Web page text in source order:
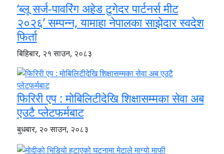
‘ब्लू सर्ज-पावरिंग अहेड टुगेदर पार्टनर्स मीट
२०२६’ सम्पन्न, यामाहा नेपालका साझेदार स्वदेश
फिर्ता
बिहिबार, २१ साउन, २०८३
फिरिरी एप : मोबिलिटीदेखि शिक्षासम्मका सेवा अब
एउटै प्लेटफर्मबाट
बुधबार, २० साउन, २०८३